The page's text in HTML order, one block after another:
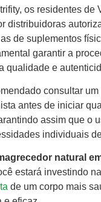
os residentes de
distribuidoras
de suplementos
garantir a
qualidade e
consultar
antes de iniciar
assim que o
individuais
natural
estará investindo
de um corpo mais